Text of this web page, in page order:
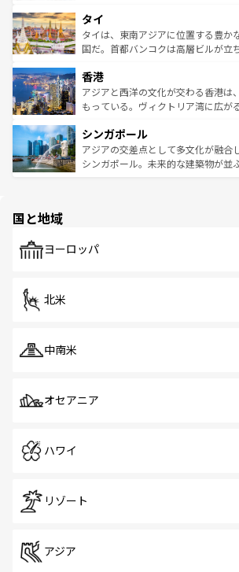
リティに包まれながら、韓国の多彩
わってみてほしい。 なお、
覧を参照してほしい。
急速な発展と共に伝統が息づく。ハ
ーチミン市のフランス統治時代の建
醸し出している。また、バラエティ
とつ。フォーやバインミー、ベトナ
ひ現地で味わいたい。どの地域を訪
が旅行者を迎えてくれるので、きっ
参照してほしい。
タイ
タイは、東南アジアに位置する豊か
国だ。首都バンコクは高層ビルが立
の活気が交差している。北部ではチ
帯で自然と触れ合い、南部ではプー
いビーチでリゾート気分を楽しむこ
激する。気候は一年中温暖で、どの
が待っている。親しみやすいタイの
た文化、そして多様な観光資源が、
香港
アジアと西洋の文化が交わる香港は
もっている。ヴィクトリア湾に広が
み、どこを訪れても感動するはず。
ており、効率よく見どころを回れる
うな絶景から文化的な体験まで、香
シンガポール
アジアの交差点として多文化が融合
シンガポール。未来的な建築物が並
で、ホーカーズは地元の風情を楽し
国と地域
ヨーロッパ
北米
中南米
オセアニア
ハワイ
リゾート
アジア